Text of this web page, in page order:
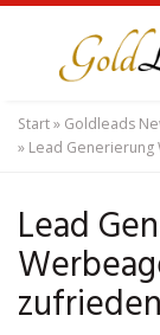
content
Start» Goldleads
» Lead Generierung
Lead